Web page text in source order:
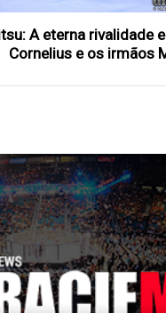
A eterna rivalidade
Cornelius e os irmãos